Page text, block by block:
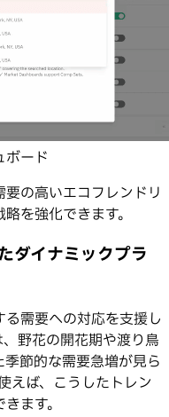
ボード
の高いエコフレンドリ
を強化できます。
ダイナミックプラ
る需要への対応を支援し
野花の開花期や渡り鳥
節的な需要急増が見ら
えば、こうしたトレン
ます。